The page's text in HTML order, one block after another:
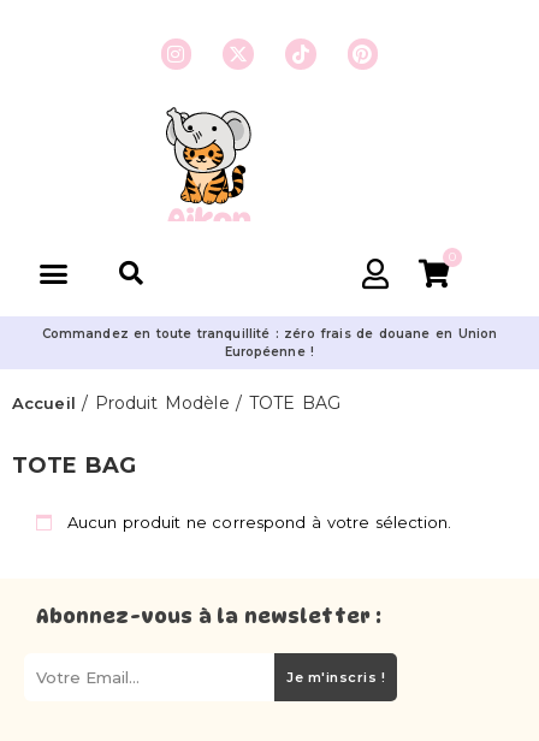
0
Commandez en toute tranquillité : zéro frais de douane en Union
Européenne !
Accueil / Produit Modèle / TOTE BAG
TOTE BAG
Aucun produit ne correspond à votre sélection.
Abonnez-vous à la newsletter :
Je m'inscris !